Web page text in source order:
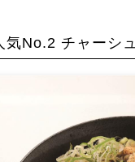
気No.2 チャーシ